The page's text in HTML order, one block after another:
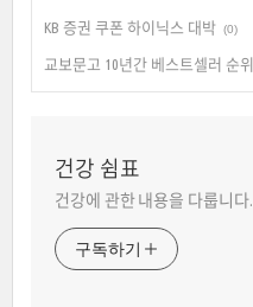
KB 증권 쿠폰 하이닉스 대박 (0)
교보문고 10년간 베스트셀러 순위
건강 쉼표
건강에 관한 내용을 다룹니다.
구독하기